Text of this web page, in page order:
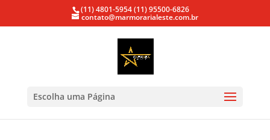
(11) 4801-5954(11) 95500-6826
contato@marmorarialeste.com.br
Escolha uma Página